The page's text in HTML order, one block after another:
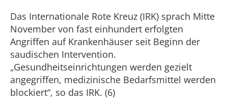
Das Internationale Rote Kreuz (IRK) sprach Mitte
November von fast einhundert erfolgten
Angriffen auf Krankenhäuser seit Beginn der
saudischen Intervention.
„Gesundheitseinrichtungen werden gezielt
angegriffen, medizinische Bedarfsmittel werden
blockiert“, so das IRK. (6)